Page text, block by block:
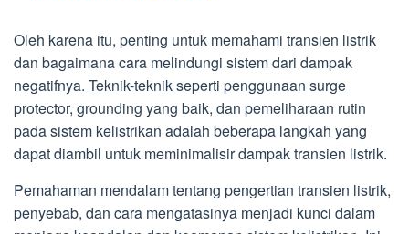
Oleh karena itu, penting untuk memahami transien listrik
dan bagaimana cara melindungi sistem dari dampak
negatifnya. Teknik-teknik seperti penggunaan surge
protector, grounding yang baik, dan pemeliharaan rutin
pada sistem kelistrikan adalah beberapa langkah yang
dapat diambil untuk meminimalisir dampak transien listrik.
Pemahaman mendalam tentang pengertian transien listrik,
penyebab, dan cara mengatasinya menjadi kunci dalam